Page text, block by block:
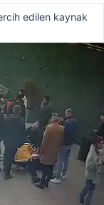
edilen kaynak